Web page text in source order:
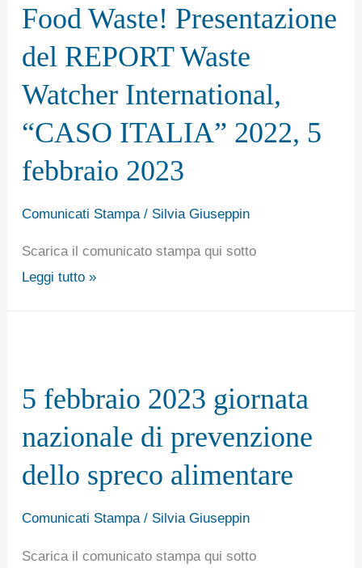
pandemia.
Food Waste! Presentazione
del REPORT Waste
Watcher International,
“CASO ITALIA” 2022, 5
febbraio 2023
Comunicati Stampa/ Silvia Giuseppin
Scarica il comunicato stampa qui sotto
Stop
Food
Waste!
Presentazione
del
REPORT
Waste
Watcher
ITALIA”
2023
Leggi tutto »
5 febbraio 2023 giornata
nazionale di prevenzione
dello spreco alimentare
Comunicati Stampa/ Silvia Giuseppin
Scarica il comunicato stampa qui sotto
2023
giornata
nazionale
di
dello
spreco